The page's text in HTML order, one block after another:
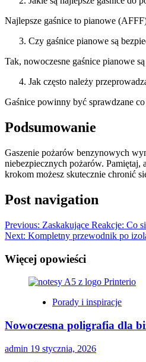
Najlepsze gaśnice to pianowe
Czy gaśnice pianowe są
Tak, nowoczesne gaśnice pianowe
Jak często należy
Gaśnice powinny być sprawdzane
Podsumowanie
Gaszenie pożarów benzynowych
niebezpiecznych pożarów. Pamiętaj,
krokom możesz skutecznie chronić
Post navigation
Previous: Zaskakujące Reakcje: Co
Next: Kompletny przewodnik po
Więcej opowieści
Porady i inspiracje
Nowoczesna poligrafia dla
admin 19 stycznia, 2026